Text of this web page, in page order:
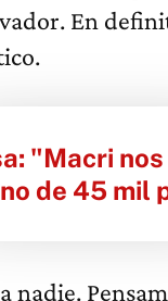
En
"Macri
de 45 mil
nadie.